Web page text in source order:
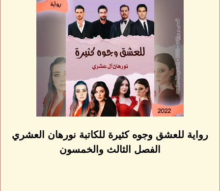
رواية للعشق وجوه كثيرة للكاتبة نورهان العشري
الفصل الثالث والخمسون